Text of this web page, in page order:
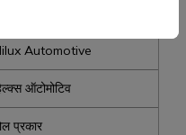
Automotive
ऑटोमोटिव
प्रकार